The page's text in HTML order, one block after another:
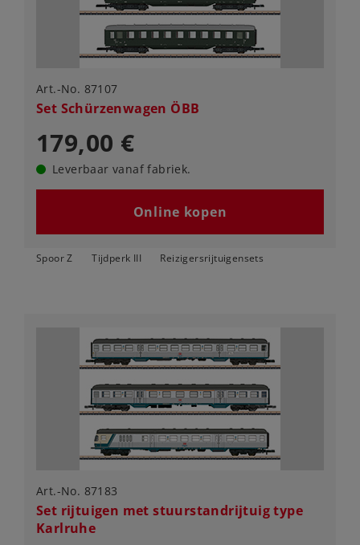
Art.-No. 87107
Set Schürzenwagen ÖBB
179,00 €
Leverbaar vanaf fabriek.
Online kopen
Spoor Z Tijdperk III Reizigersrijtuigensets
Art.-No. 87183
Set rijtuigen met stuurstandrijtuig type
Karlruhe